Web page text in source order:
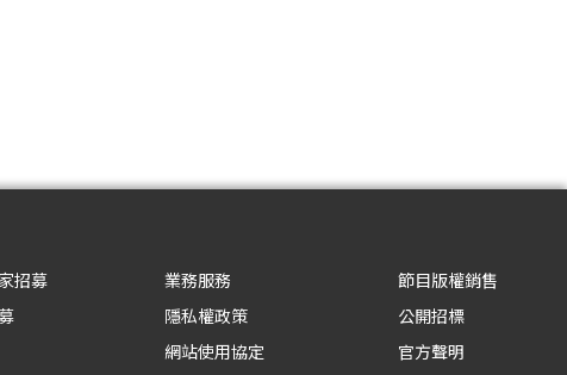
招募
業務服務
隱私權政策
網站使用協定
節目版權銷售
公開招標
官方聲明